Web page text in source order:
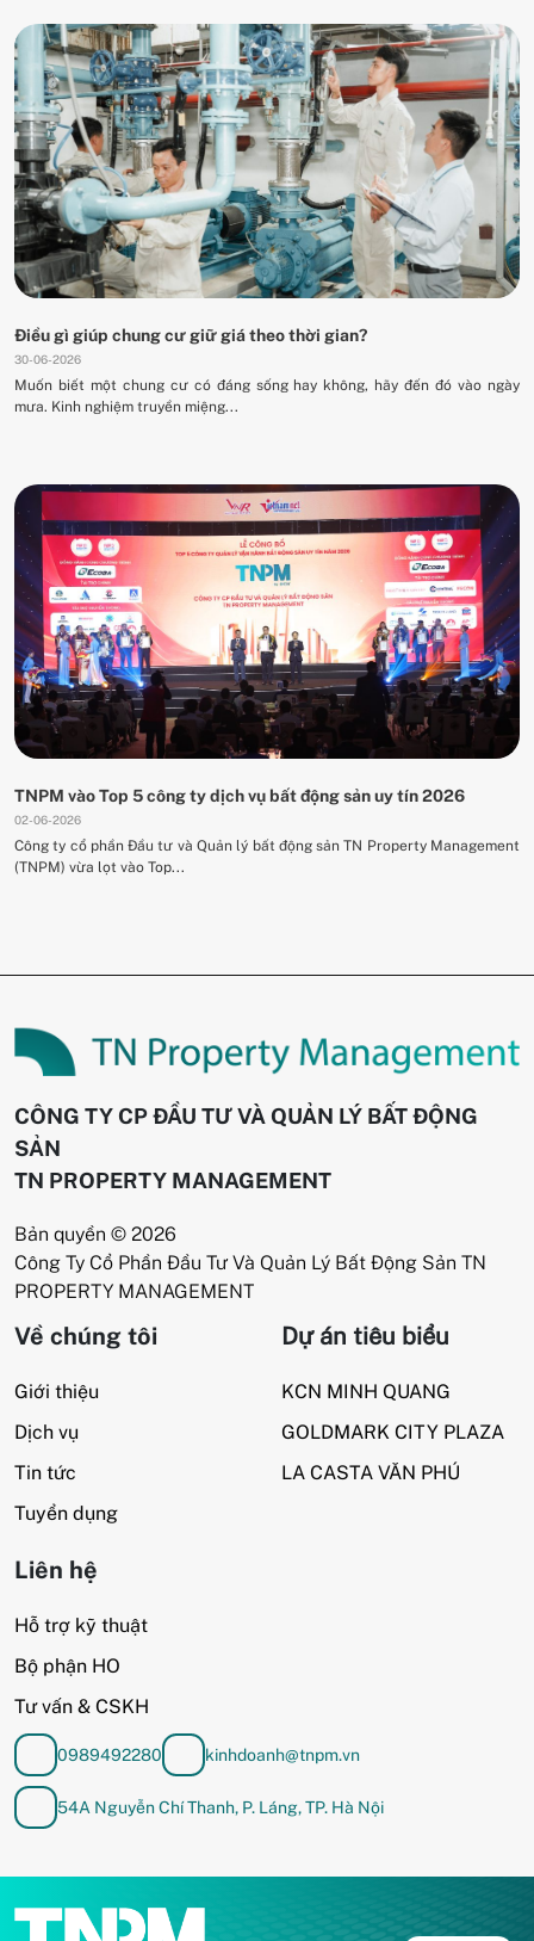
Điều gì giúp chung cư giữ giá theo thời gian?
30-06-2026
Muốn biết một chung cư có đáng sống hay không, hãy đến đó vào ngày
mưa. Kinh nghiệm truyền miệng...
TNPM vào Top 5 công ty dịch vụ bất động sản uy tín 2026
02-06-2026
Công ty cổ phần Đầu tư và Quản lý bất động sản TN Property Management
(TNPM) vừa lọt vào Top...
CÔNG TY CP ĐẦU TƯ VÀ QUẢN LÝ BẤT ĐỘNG
SẢN
TN PROPERTY MANAGEMENT
Bản quyền © 2026
Công Ty Cổ Phần Đầu Tư Và Quản Lý Bất Động Sản TN
PROPERTY MANAGEMENT
Về chúng tôi
Giới thiệu
Dịch vụ
Tin tức
Tuyển dụng
Dự án tiêu biểu
KCN MINH QUANG
GOLDMARK CITY PLAZA
LA CASTA VĂN PHÚ
Liên hệ
Hỗ trợ kỹ thuật
Bộ phận HO
Tư vấn & CSKH
0989492280 kinhdoanh@tnpm.vn
54A Nguyễn Chí Thanh, P. Láng, TP. Hà Nội